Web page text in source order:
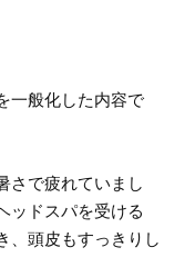
一般化した内容で
さで疲れていまし
ッドスパを受ける
、頭皮もすっきりし